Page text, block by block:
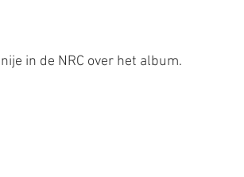
in de NRC over het album.